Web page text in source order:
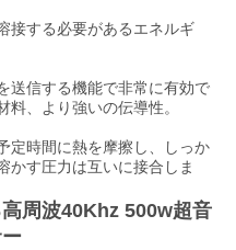
接する必要があるエネルギ
送信する機能で非常に有効で
、より強いの伝導性。
定時間に熱を摩擦し、しっか
かす圧力は互いに接合しま
周波40Khz 500w超音